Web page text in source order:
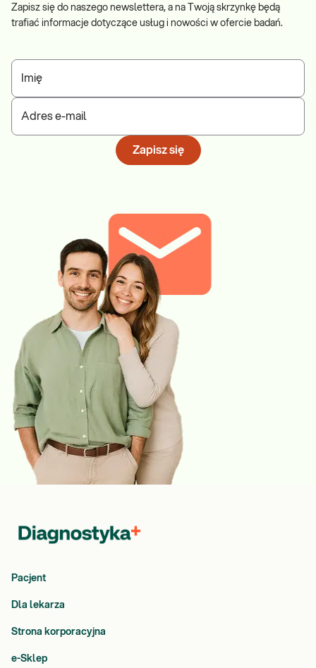
Zapisz się do naszego newslettera, a na Twoją skrzynkę będą
trafiać informacje dotyczące usług i nowości w ofercie badań.
Imię
Adres e-mail
Zapisz się
Pacjent
Dla lekarza
Strona korporacyjna
e-Sklep